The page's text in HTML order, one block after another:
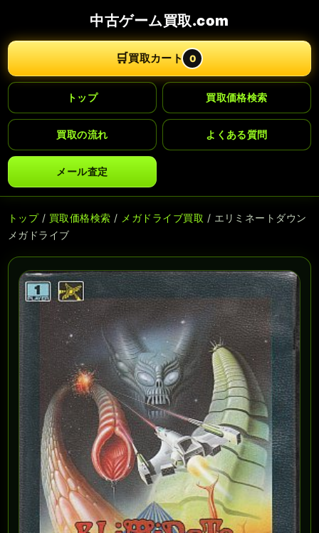
中古ゲーム買取.com
🛒買取カート 0
トップ 買取価格検索
買取の流れ よくある質問
メール査定
トップ/ 買取価格検索 / メガドライブ買取 / エリミネートダウン
メガドライブ